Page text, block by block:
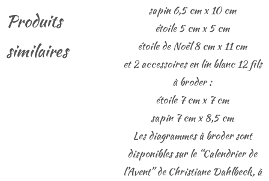
sapin 6,5 cm x 10 cm
étoile 5 cm x 5 cm
étoile de Noël 8 cm x 11 cm
et 2 accessoires en lin blanc 12 fils
à broder :
étoile 7 cm x 7 cm
sapin 7 cm x 8,5 cm
Les diagrammes à broder sont
disponibles sur le “Calendrier de
l’Avent” de Christiane Dahlbeck, à
Produits
similaires